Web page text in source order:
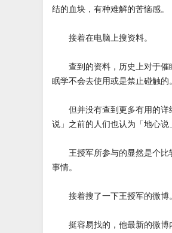
结的血块，有种难解的苦恼感。
接着在电脑上搜资料。
查到的资料，历史上对于催
眠学不会去使用或是禁止碰触的。
但并没有查到更多有用的详
说」之前的人们也认为「地心说
王授军所参与的显然是个比
事情。
接着搜了一下王授军的微博。
挺容易找的，他最新的微博